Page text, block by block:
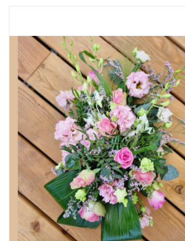
Troostartikelen
Bloemenabonnement
Kleine asdragers
Grafdecoratie
Naar website SCHELDE.LAND